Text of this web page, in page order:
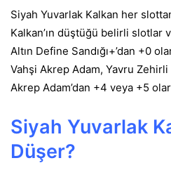
Siyah Yuvarlak Kalkan her
Kalkan’ın düştüğü belirli slotlar
Altın Define Sandığı+’dan +0
Vahşi Akrep Adam, Yavru Zehirli
Akrep Adam’dan +4 veya +5
Siyah Yuvarlak
Düşer?